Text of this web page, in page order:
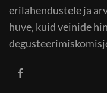
erilahendustele ja
huve, kuid veinide